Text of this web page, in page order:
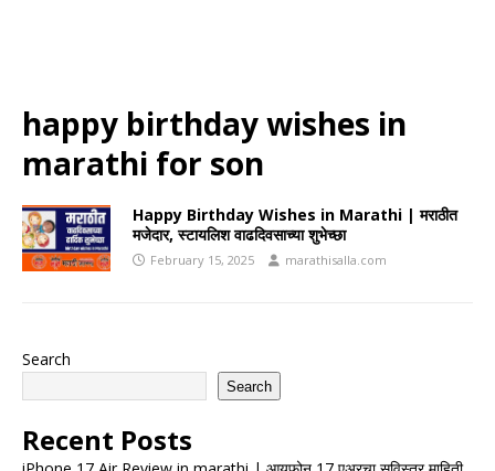
happy birthday wishes in
marathi for son
Happy Birthday Wishes in Marathi | मराठीत
मजेदार, स्टायलिश वाढदिवसाच्या शुभेच्छा
February 15, 2025 marathisalla.com
Search
Search
Recent Posts